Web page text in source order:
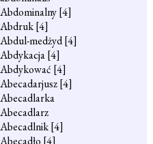
Abdominalny[4]
Abdruk[4]
Abdul-medżyd[4]
Abdykacja[4]
Abdykować [4]
Abecadarjusz[4]
Abecadlarka
Abecadlarz
Abecadlnik[4]
Abecadło [4]